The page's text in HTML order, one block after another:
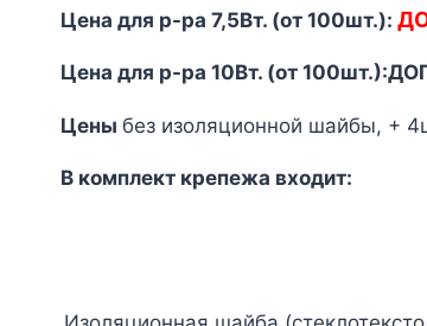
Цена для р-ра 7,5Вт. (от 100шт.):
Цена для р-ра 10Вт. (от
Цены без изоляционной шайбы, +
В комплект крепежа входит: